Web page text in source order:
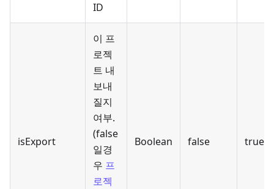
ID
isExport
이 프
로젝
트 내
보내
질지
여부.
(false
일경
우 프
로젝
Boolean false true